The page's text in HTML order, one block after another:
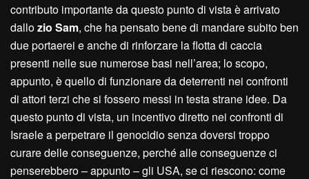
contributo importante da questo punto di vista è arrivato
dallozio Sam, che ha pensato bene di mandare subito ben
due portaerei e anche di rinforzare la flotta di caccia
presenti nelle sue numerose basi nell’area; lo scopo,
appunto, è quello di funzionare da deterrenti nei confronti
di attori terzi che si fossero messi in testa strane idee. Da
questo punto di vista, un incentivo diretto nei confronti di
Israele a perpetrare il genocidio senza doversi troppo
curare delle conseguenze, perché alle conseguenze ci
penserebbero – appunto – gli USA, se ci riescono: come